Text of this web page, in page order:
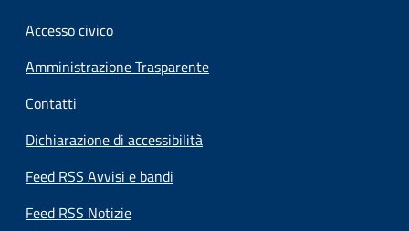
Accesso civico
Amministrazione Trasparente
Contatti
Dichiarazione di accessibilità
Feed RSS Avvisi e bandi
Feed RSS Notizie